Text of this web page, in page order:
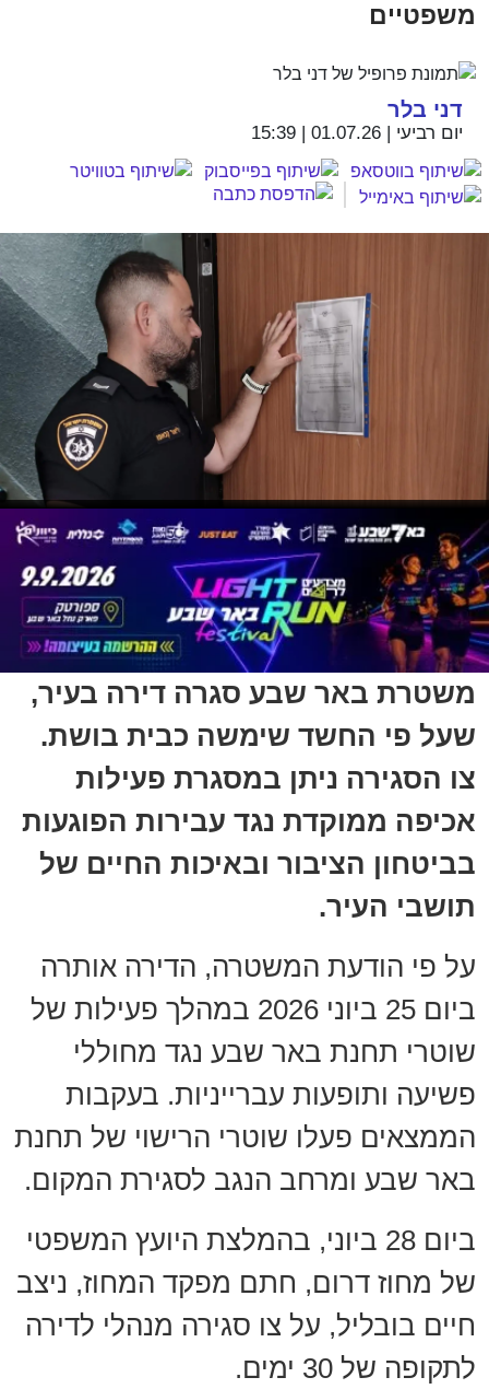
משפטיים
דני בלר
יום רביעי | 01.07.26 | 15:39
משטרת באר שבע סגרה דירה בעיר,
שעל פי החשד שימשה כבית בושת.
צו הסגירה ניתן במסגרת פעילות
אכיפה ממוקדת נגד עבירות הפוגעות
בביטחון הציבור ובאיכות החיים של
תושבי העיר.
על פי הודעת המשטרה, הדירה אותרה
ביום 25 ביוני 2026 במהלך פעילות של
שוטרי תחנת באר שבע נגד מחוללי
פשיעה ותופעות עברייניות. בעקבות
הממצאים פעלו שוטרי הרישוי של תחנת
באר שבע ומרחב הנגב לסגירת המקום.
ביום 28 ביוני, בהמלצת היועץ המשפטי
של מחוז דרום, חתם מפקד המחוז, ניצב
חיים בובליל, על צו סגירה מנהלי לדירה
לתקופה של 30 ימים.